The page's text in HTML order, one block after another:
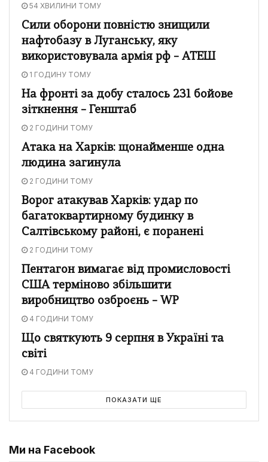
54 ХВИЛИНИ ТОМУ
Сили оборони повністю знищили
нафтобазу в Луганську, яку
використовувала армія рф – АТЕШ
1 ГОДИНУ ТОМУ
На фронті за добу сталось 231 бойове
зіткнення – Генштаб
2 ГОДИНИ ТОМУ
Атака на Харків: щонайменше одна
людина загинула
2 ГОДИНИ ТОМУ
Ворог атакував Харків: удар по
багатоквартирному будинку в
Салтівському районі, є поранені
2 ГОДИНИ ТОМУ
Пентагон вимагає від промисловості
США терміново збільшити
виробництво озброєнь – WP
4 ГОДИНИ ТОМУ
Що святкують 9 серпня в Україні та
світі
4 ГОДИНИ ТОМУ
ПОКАЗАТИ ЩЕ
Ми на Facebook